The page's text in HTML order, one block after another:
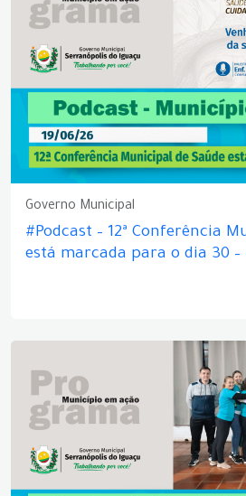
Governo Municipal
#Podcast – 12ª Conferência
está marcada para o dia 30 –